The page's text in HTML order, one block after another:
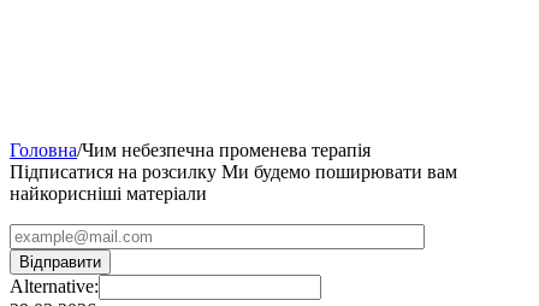
Головна/Чим небезпечна променева терапія
Підписатися на розсилку Ми будемо поширювати вам
найкорисніші матеріали
Alternative: